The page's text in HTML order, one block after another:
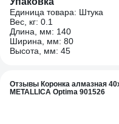
Единица товара: Штука
Вес, кг: 0.1
Длина, мм: 140
Ширина, мм: 80
Высота, мм: 45
Отзывы Коронка алмазная
METALLICA Optima 901526